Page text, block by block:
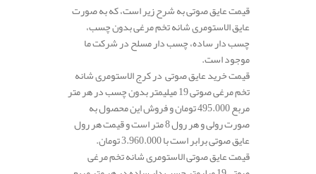
قیمت عایق صوتی به شرح زیر است، که به صورت
عایق الاستومری شانه تخم مرغی بدون چسب،
چسب دار ساده، چسب دار مسلح در شرکت ما
موجود است.
قیمت خرید عایق صوتی در کرج الاستومری شانه
تخم مرغی صوتی 19 میلیمتر بدون چسب در هر متر
مربع 495.000 تومان و فروش این محصول به
صورت رولی و هر رول 8 متر است و قیمت هر رول
عایق صوتی برابر است با 3.960.000 تومان.
قیمت عایق صوتی الاستومری شانه تخم مرغی